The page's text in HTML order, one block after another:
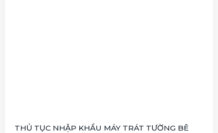
THỦ TỤC NHẬP KHẨU MÁY TRÁT TƯỜNG BÊ